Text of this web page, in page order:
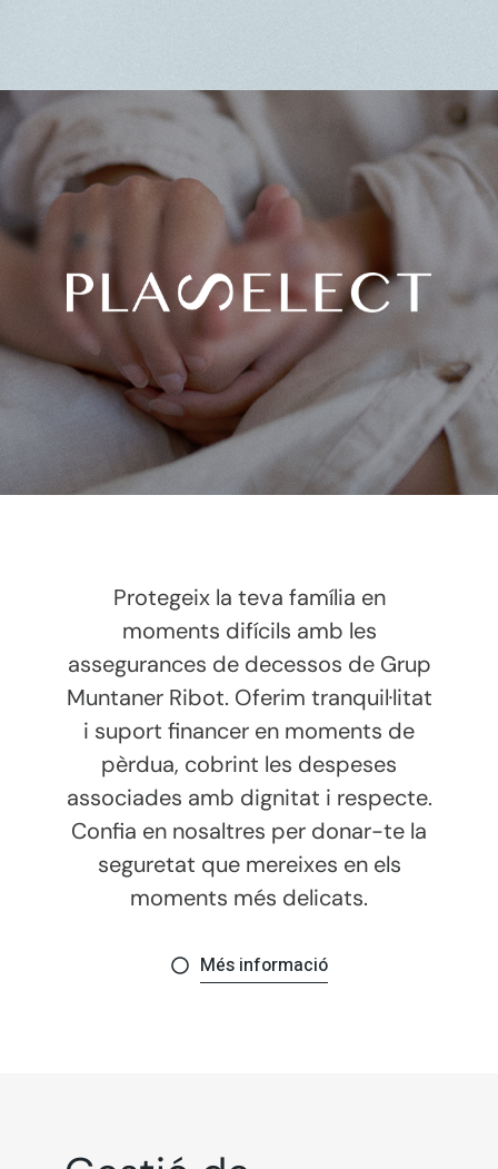
Protegeix la teva família en
moments difícils amb les
assegurances de decessos de Grup
Muntaner Ribot. Oferim tranquil·litat
i suport financer en moments de
pèrdua, cobrint les despeses
associades amb dignitat i respecte.
Confia en nosaltres per donar-te la
seguretat que mereixes en els
moments més delicats.
Més informació